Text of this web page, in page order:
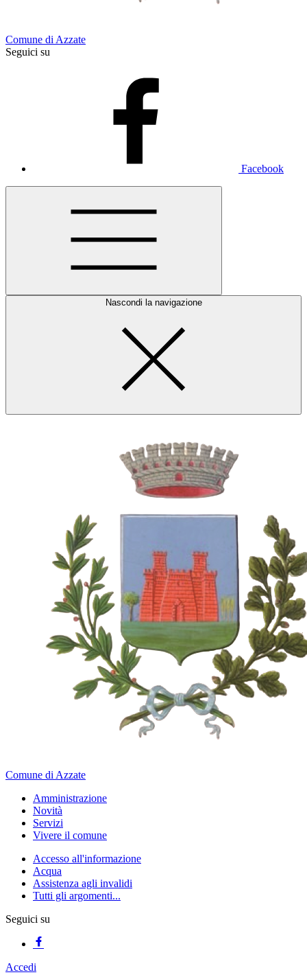
Comune di Azzate
Seguici su
Facebook
Nascondi la navigazione
Comune di Azzate
Amministrazione
Novità
Servizi
Vivere il comune
Accesso all'informazione
Acqua
Assistenza agli invalidi
Tutti gli argomenti...
Seguici su
Accedi